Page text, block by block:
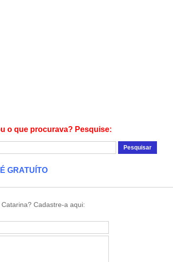
o que procurava? Pesquise:
GRATUÍTO
Cadastre-a aqui: